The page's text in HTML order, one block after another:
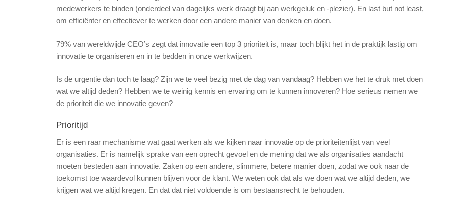
medewerkers te binden (onderdeel van dagelijks werk draagt bij aan werkgeluk en -plezier). En last but not least,
om efficiënter en effectiever te werken door een andere manier van denken en doen.
79% van wereldwijde CEO’s zegt dat innovatie een top 3 prioriteit is, maar toch blijkt het in de praktijk lastig om
innovatie te organiseren en in te bedden in onze werkwijzen.
Is de urgentie dan toch te laag? Zijn we te veel bezig met de dag van vandaag? Hebben we het te druk met doen
wat we altijd deden? Hebben we te weinig kennis en ervaring om te kunnen innoveren? Hoe serieus nemen we
de prioriteit die we innovatie geven?
Prioritijd
Er is een raar mechanisme wat gaat werken als we kijken naar innovatie op de prioriteitenlijst van veel
organisaties. Er is namelijk sprake van een oprecht gevoel en de mening dat we als organisaties aandacht
moeten besteden aan innovatie. Zaken op een andere, slimmere, betere manier doen, zodat we ook naar de
toekomst toe waardevol kunnen blijven voor de klant. We weten ook dat als we doen wat we altijd deden, we
krijgen wat we altijd kregen. En dat dat niet voldoende is om bestaansrecht te behouden.